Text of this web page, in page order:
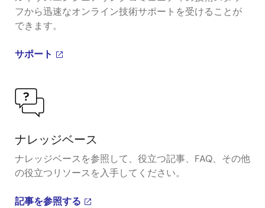
フから迅速なオンライン技術サポートを受けることが
できます。
サポート
ナレッジベース
ナレッジベースを参照して、役立つ記事、FAQ、その他
の役立つリソースを入手してください。
記事を参照する